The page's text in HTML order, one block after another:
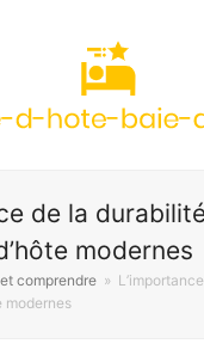
de la
modernes
comprendre »
modernes